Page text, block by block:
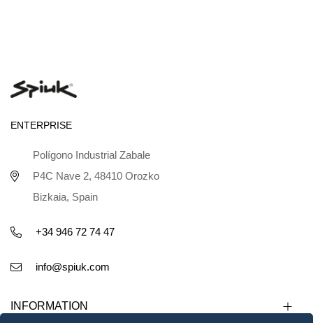
ENTERPRISE
Polígono Industrial Zabale
P4C Nave 2, 48410 Orozko
Bizkaia, Spain
+34 946 72 74 47
info@spiuk.com
INFORMATION